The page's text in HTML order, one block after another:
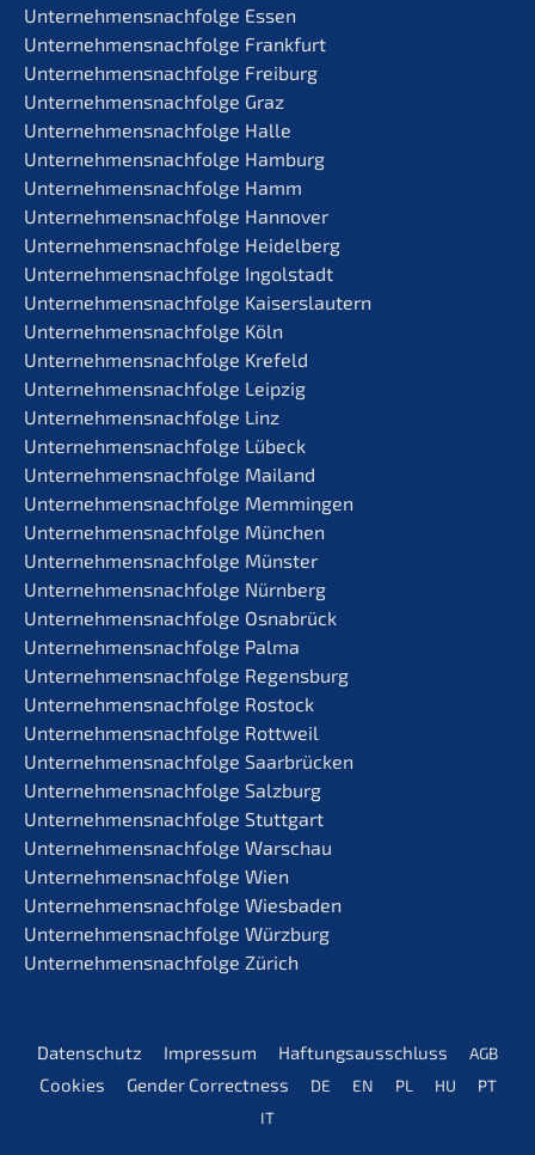
Unternehmens­nachfolge Essen
Unternehmens­nachfolge Frankfurt
Unternehmens­nachfolge Freiburg
Unternehmens­nachfolge Graz
Unternehmens­nachfolge Halle
Unternehmens­nachfolge Hamburg
Unternehmens­nachfolge Hamm
Unternehmens­nachfolge Hannover
Unternehmens­nachfolge Heidelberg
Unternehmens­nachfolge Ingolstadt
Unternehmens­nachfolge Kaiserslautern
Unternehmens­nachfolge Köln
Unternehmens­nachfolge Krefeld
Unternehmens­nachfolge Leipzig
Unternehmens­nachfolge Linz
Unternehmens­nachfolge Lübeck
Unternehmens­nachfolge Mailand
Unternehmens­nachfolge Memmingen
Unternehmens­nachfolge München
Unternehmens­nachfolge Münster
Unternehmens­nachfolge Nürnberg
Unternehmens­nachfolge Osnabrück
Unternehmens­nachfolge Palma
Unternehmens­nachfolge Regensburg
Unternehmens­nachfolge Rostock
Unternehmens­nachfolge Rottweil
Unternehmens­nachfolge Saarbrücken
Unternehmens­nachfolge Salzburg
Unternehmens­nachfolge Stuttgart
Unternehmens­nachfolge Warschau
Unternehmens­nachfolge Wien
Unternehmens­nachfolge Wiesbaden
Unternehmens­nachfolge Würzburg
Unternehmens­nachfolge Zürich
Daten­schutz Impres­sum Haftungs­aus­schluss AGB
Cookies Gender Correct­ness DE EN PL HU
PT
IT